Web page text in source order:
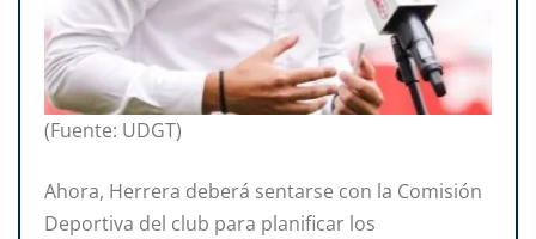
(Fuente: UDGT)
Ahora, Herrera deberá sentarse con la Comisión
Deportiva del club para planificar los